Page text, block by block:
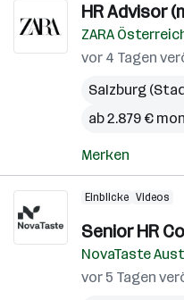
HR Advisor
ZARA
vor 4 Tagen
Salzburg
ab 2.879 €
Merken
Einblicke Videos
Senior HR
NovaTaste
vor 5 Tagen